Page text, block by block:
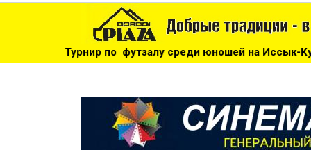
среди юношей на Иссык-Куле: «Бишкек» -